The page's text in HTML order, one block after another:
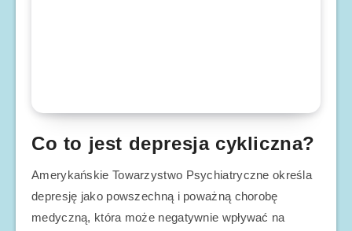
Co to jest depresja cykliczna?
Amerykańskie Towarzystwo Psychiatryczne określa
depresję jako powszechną i poważną chorobę
medyczną, która może negatywnie wpływać na